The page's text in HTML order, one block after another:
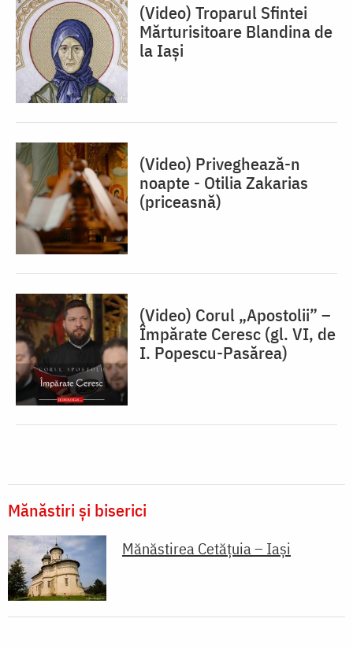
(Video) Troparul Sfintei
Mărturisitoare Blandina de
la Iași
(Video) Priveghează-n
noapte - Otilia Zakarias
(priceasnă)
(Video) Corul „Apostolii” –
⁠Împărate Ceresc (gl. VI, de
I. Popescu-Pasărea)
Mănăstiri și biserici
Mănăstirea Cetăţuia – Iaşi